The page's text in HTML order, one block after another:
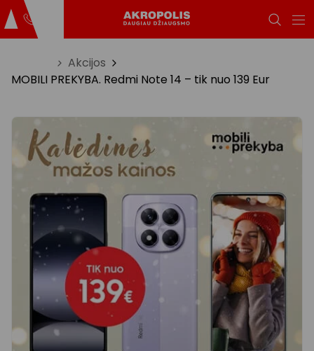
Akcijos
MOBILI PREKYBA. Redmi Note 14 – tik nuo 139 Eur